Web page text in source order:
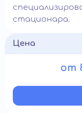
стационара.
Цена
от